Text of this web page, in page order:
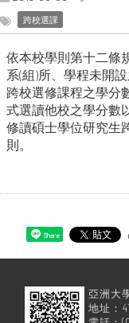
跨校選課
依本校學則第十二條
系(組)所、學程未開
跨校選修課程之學分
式選讀他校之學分數
修讀碩士學位研究生
則。
Share
亞
地址：